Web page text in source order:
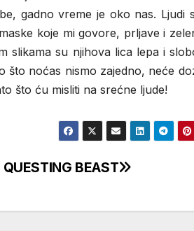
gadno vreme je oko nas. Ljudi
koje mi govore, prljave i
slikama su njihova lica lepa i
što noćas nismo zajedno, neće
što ću misliti na srećne ljude!
QUESTING BEAST